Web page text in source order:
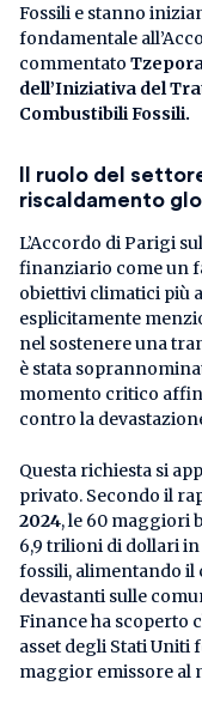
Fossili e stanno
fondamentale
commentato
dell’Iniziativa del
Combustibili Fossili.
Il ruolo del
riscaldamento
L’Accordo di Parigi
finanziario come un
obiettivi climatici più
esplicitamente
nel sostenere una
è stata
momento critico
contro la
Questa richiesta si
privato. Secondo il
2024, le 60 maggiori
6,9 trilioni di dollari
fossili, alimentando il
devastanti sulle
Finance ha scoperto
asset degli Stati Uniti
maggior emissore al